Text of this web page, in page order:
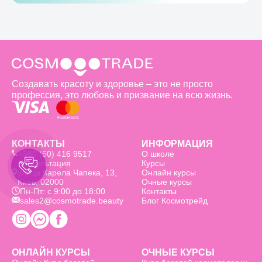
рассматриваете страны Европы
включительно с Великобританией (то
есть Англию, Ирландию, Шотландию,
Уэльс) для самореализации в
индустрии красоты — это ваш шанс.
Кроме того, в этом случае медицинское
обязательным условием.
экзамен по косметологии в Лондоне,
Министерством образования
работы на территории страны.
реализацией условий и расскажем обо
Создавать красоту и здоровье – это не просто
профессия, это любовь и призвание на всю жизнь.
КОНТАКТЫ
+380 (50) 416 9517
Консультация
улица Карела Чапека, 13,
Киев, 02000
Пн-Пт: с 9:00 до 18:00
sales2@cosmotrade.beauty
ИНФОРМАЦИЯ
О школе
Курсы
Онлайн курсы
Очные курсы
Контакты
Блог Космотрейд
ОНЛАЙН КУРСЫ ОЧНЫЕ КУРСЫ